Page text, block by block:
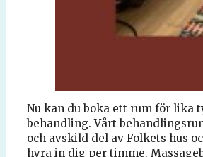
Nu kan du boka ett rum för lika
behandling. Vårt
och avskild del av Folkets hus
hyra in dig per timme.